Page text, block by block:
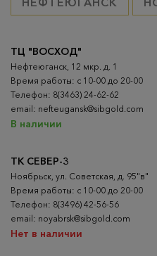
ТК СЕВЕР-3
Ноябрьск, ул. Советская, д. 95"в"
Время работы: с 10-00 до 20-00
Телефон: 8(3496) 42-56-56
email: noyabrsk@sibgold.com
Нет в наличии
ТЦ "ВОСХОД"
Нефтеюганск, 12 мкр. д. 1
Время работы: с 10-00 до 20-00
Телефон: 8(3463) 24-62-62
email: nefteugansk@sibgold.com
В наличии